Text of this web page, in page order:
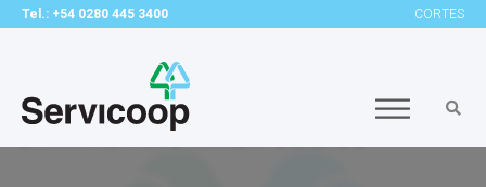
Tel.: +54 0280 445 3400 CORTES